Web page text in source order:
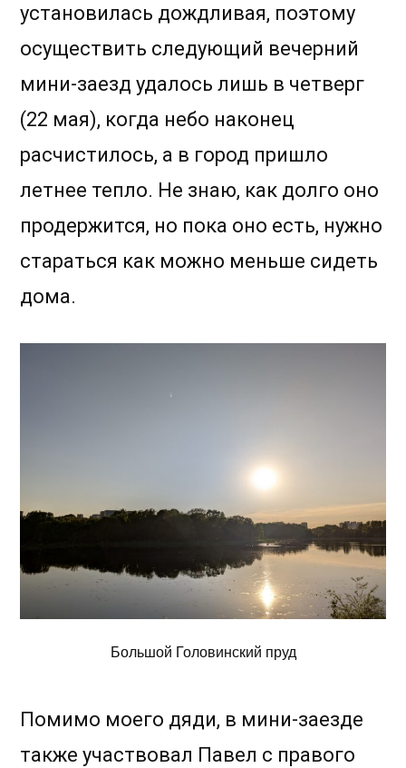
установилась дождливая, поэтому
осуществить следующий вечерний
мини-заезд удалось лишь в четверг
(22 мая), когда небо наконец
расчистилось, а в город пришло
летнее тепло. Не знаю, как долго оно
продержится, но пока оно есть, нужно
стараться как можно меньше сидеть
дома.
Большой Головинский пруд
Помимо моего дяди, в мини-заезде
также участвовал Павел с правого